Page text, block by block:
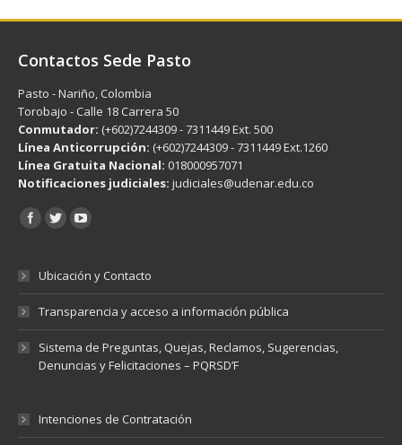
Contactos Sede Pasto
Pasto - Nariño, Colombia
Torobajo - Calle 18 Carrera 50
Conmutador: (+602)7244309 - 7311449 Ext. 500
Línea Anticorrupción: (+602)7244309 - 7311449 Ext.1260
Línea Gratuita Nacional: 018000957071
Notificaciones judiciales: judiciales@udenar.edu.co
Encuéntranos en:
Ubicación y Contacto
Transparencia y acceso a información pública
Sistema de Preguntas, Quejas, Reclamos, Sugerencias,
Denuncias y Felicitaciones – PQRSD’F
Intenciones de Contratación